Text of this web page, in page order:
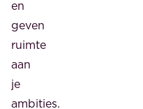
en
geven
ruimte
aan
je
ambities.